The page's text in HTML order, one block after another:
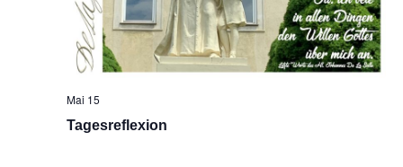
Tagesreflexion
Mai 15